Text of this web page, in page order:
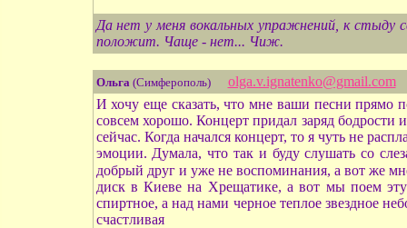
Да нет у меня вокальных упражнений, к стыду
положит. Чаще - нет... Чиж.
Ольга(Симферополь)
olga.v.ignatenko@gmail.com
И хочу еще сказать, что мне ваши песни прямо
совсем хорошо. Концерт придал заряд
сейчас. Когда начался концерт, то я чуть не
эмоции. Думала, что так и буду слушать со
добрый друг и уже не воспоминания, а вот же
диск в Киеве на Хрещатике, а вот мы поем
спиртное, а над нами черное теплое звездное
счастливая